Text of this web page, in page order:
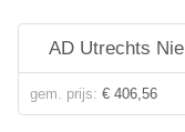
AD Utrechts
gem. prijs: € 406,56